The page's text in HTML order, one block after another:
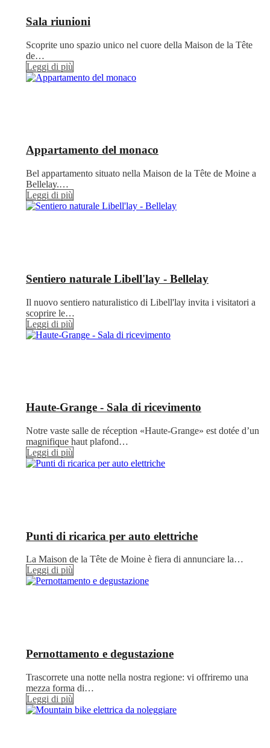
Sala riunioni
Scoprite uno spazio unico nel cuore della Maison de la Tête
de…
Leggi di più
Appartamento del monaco
Bel appartamento situato nella Maison de la Tête de Moine a
Bellelay.…
Leggi di più
Sentiero naturale Libell'lay - Bellelay
Il nuovo sentiero naturalistico di Libell'lay invita i visitatori a
scoprire le…
Leggi di più
Haute-Grange - Sala di ricevimento
Notre vaste salle de réception «Haute-Grange» est dotée d’un
magnifique haut plafond…
Leggi di più
Punti di ricarica per auto elettriche
La Maison de la Tête de Moine è fiera di annunciare la…
Leggi di più
Pernottamento e degustazione
Trascorrete una notte nella nostra regione: vi offriremo una
mezza forma di…
Leggi di più